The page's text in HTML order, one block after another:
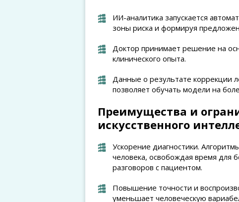
ИИ-аналитика запускается
зоны риска и формируя
Доктор принимает решение на
клинического опыта.
Данные о результате коррекции
позволяет обучать модели на
Преимущества и
искусственного
Ускорение диагностики.
человека, освобождая время для
разговоров с пациентом.
Повышение точности и
уменьшает человеческую